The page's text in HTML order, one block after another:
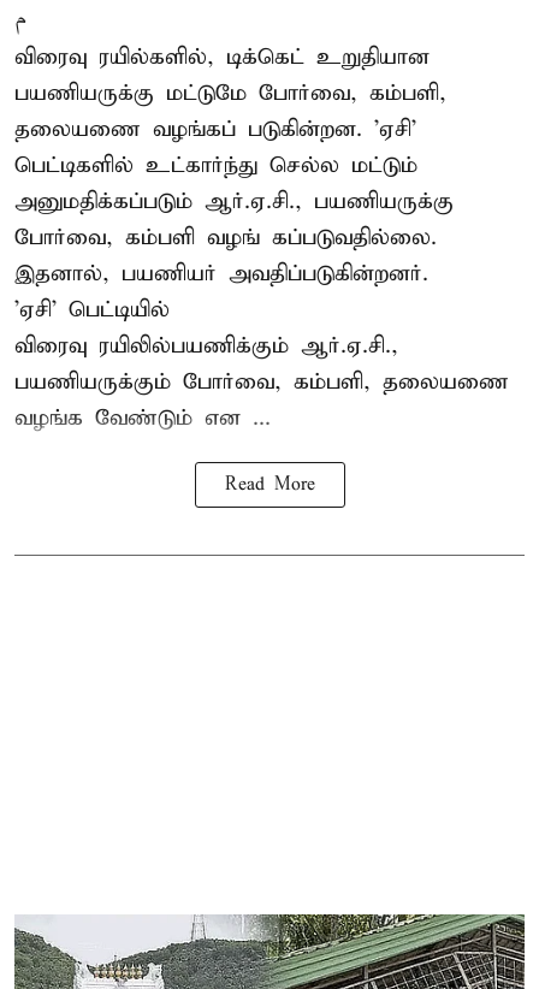
م
விரைவு ரயில்களில், டிக்கெட் உறுதியான
பயணியருக்கு மட்டுமே போர்வை, கம்பளி,
தலையணை வழங்கப் படுகின்றன. 'ஏசி'
பெட்டிகளில் உட்கார்ந்து செல்ல மட்டும்
அனுமதிக்கப்படும் ஆர்.ஏ.சி., பயணியருக்கு
போர்வை, கம்பளி வழங் கப்படுவதில்லை.
இதனால், பயணியர் அவதிப்படுகின்றனர்.
'ஏசி' பெட்டியில்
விரைவு ரயிலில்பயணிக்கும் ஆர்.ஏ.சி.,
பயணியருக்கும் போர்வை, கம்பளி, தலையணை
வழங்க வேண்டும் என ...
Read More